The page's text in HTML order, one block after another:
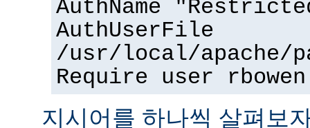
AuthName
AuthUserFile
/usr/local/apache/
Require user rbowen
지시어를 하나씩 살펴보